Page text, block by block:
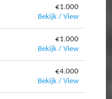
€1.000
Bekijk / View
€1.000
Bekijk / View
€4.000
Bekijk / View